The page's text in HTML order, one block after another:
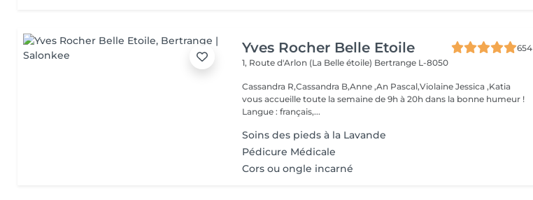
Yves Rocher Belle Etoile
654
1, Route d'Arlon (La Belle étoile) Bertrange L-8050
Cassandra R,Cassandra B,Anne ,An Pascal,Violaine Jessica ,Katia
vous accueille toute la semaine de 9h à 20h dans la bonne humeur !
Langue : français,...
Soins des pieds à la Lavande
Pédicure Médicale
Cors ou ongle incarné